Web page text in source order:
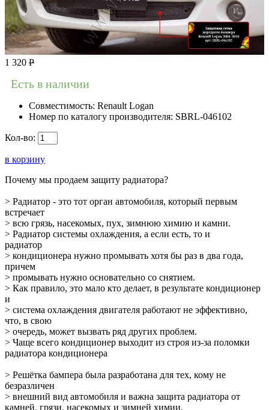
1 320 Р
Есть в наличии
Совместимость: Renault Logan
Номер по каталогу производителя: SBRL-046102
Кол-во:
в корзину
Почему мы продаем защиту радиатора?
> Радиатор - это тот орган автомобиля, который первым
встречает
> всю грязь, насекомых, пух, зимнюю химию и камни.
> Радиатор системы охлаждения, а если есть, то и
радиатор
> кондиционера нужно промывать хотя бы раз в два года,
причем
> промывать нужно основательно со снятием.
> Как правило, это мало кто делает, в результате кондиционер
и
> система охлаждения двигателя работают не эффективно,
что, в свою
> очередь, может вызвать ряд других проблем.
> Чаще всего кондиционер выходит из строя из-за поломки
радиатора кондиционера
> Решётка бампера была разработана для тех, кому не
безразличен
> внешний вид автомобиля и важна защита радиатора от
камней, грязи, насекомых и зимней химии.